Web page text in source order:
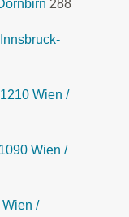
288
Wien /
Wien /
/